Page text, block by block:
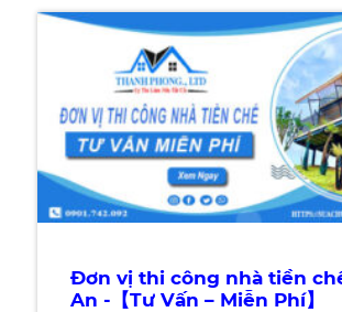
Đơn vị thi công nhà tiền
An -【Tư Vấn – Miễn Phí】